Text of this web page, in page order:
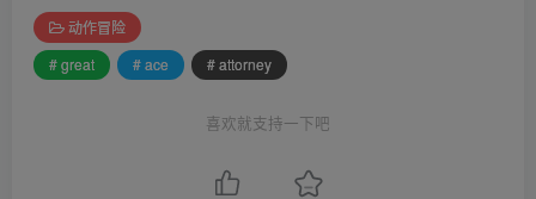
动作冒险
# great
# ace # attorney
喜欢就支持一下吧